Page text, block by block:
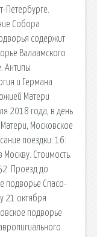
Петербурге.
Собора
содержит
Валаамского
Антипы
и Германа
Матери
2018 года, в день
Московское
поездки: 16:
Стоимость.
Проезд до
подворье Спасо-
21 октября
подворье